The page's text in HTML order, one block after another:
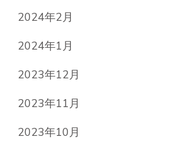
2024年2月
2024年1月
2023年12月
2023年11月
2023年10月